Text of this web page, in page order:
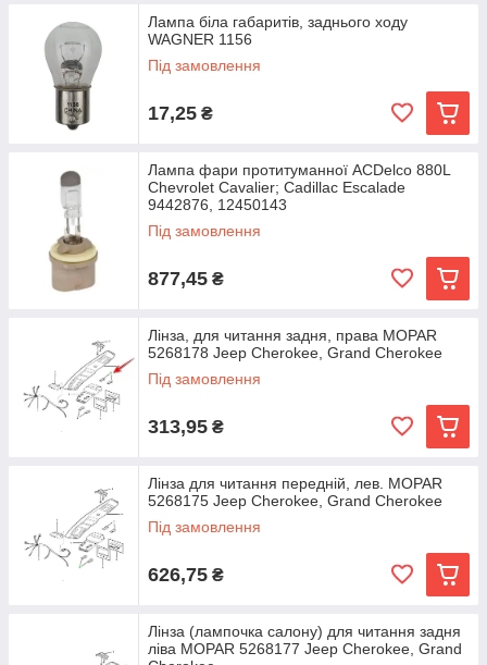
Лампа біла габаритів, заднього ходу
WAGNER 1156
Під замовлення
17,25 ₴
Лампа фари протитуманної ACDelco 880L
Chevrolet Cavalier; Cadillac Escalade
9442876, 12450143
Під замовлення
877,45 ₴
Лінза, для читання задня, права MOPAR
5268178 Jeep Cherokee, Grand Cherokee
Під замовлення
313,95 ₴
Лінза для читання передній, лев. MOPAR
5268175 Jeep Cherokee, Grand Cherokee
Під замовлення
626,75 ₴
Лінза (лампочка салону) для читання задня
ліва MOPAR 5268177 Jeep Cherokee, Grand